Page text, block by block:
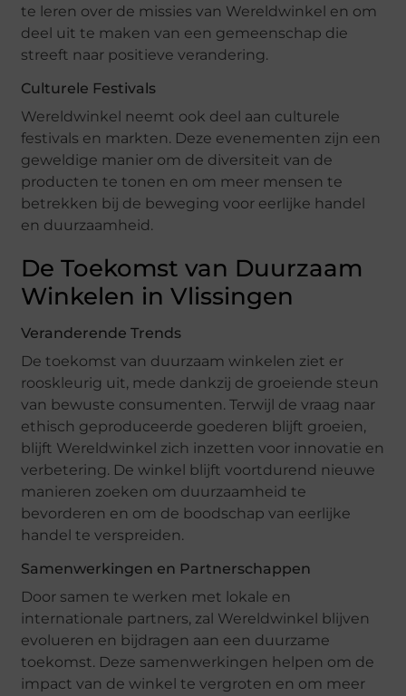
te leren over de missies van Wereldwinkel en om
deel uit te maken van een gemeenschap die
streeft naar positieve verandering.
Culturele Festivals
Wereldwinkel neemt ook deel aan culturele
festivals en markten. Deze evenementen zijn een
geweldige manier om de diversiteit van de
producten te tonen en om meer mensen te
betrekken bij de beweging voor eerlijke handel
en duurzaamheid.
De Toekomst van Duurzaam
Winkelen in Vlissingen
Veranderende Trends
De toekomst van duurzaam winkelen ziet er
rooskleurig uit, mede dankzij de groeiende steun
van bewuste consumenten. Terwijl de vraag naar
ethisch geproduceerde goederen blijft groeien,
blijft Wereldwinkel zich inzetten voor innovatie en
verbetering. De winkel blijft voortdurend nieuwe
manieren zoeken om duurzaamheid te
bevorderen en om de boodschap van eerlijke
handel te verspreiden.
Samenwerkingen en Partnerschappen
Door samen te werken met lokale en
internationale partners, zal Wereldwinkel blijven
evolueren en bijdragen aan een duurzame
toekomst. Deze samenwerkingen helpen om de
impact van de winkel te vergroten en om meer